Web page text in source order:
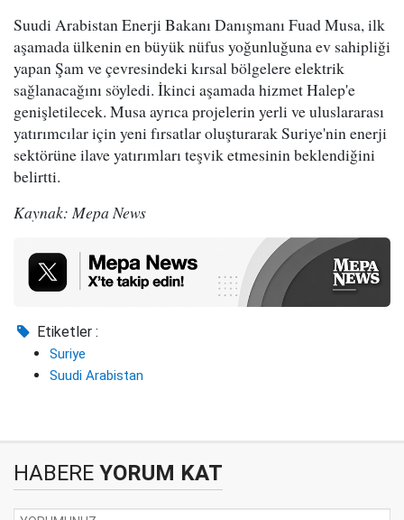
Suudi Arabistan Enerji Bakanı Danışmanı Fuad Musa, ilk
aşamada ülkenin en büyük nüfus yoğunluğuna ev sahipliği
yapan Şam ve çevresindeki kırsal bölgelere elektrik
sağlanacağını söyledi. İkinci aşamada hizmet Halep'e
genişletilecek. Musa ayrıca projelerin yerli ve uluslararası
yatırımcılar için yeni fırsatlar oluşturarak Suriye'nin enerji
sektörüne ilave yatırımları teşvik etmesinin beklendiğini
belirtti.
Kaynak: Mepa News
Etiketler :
Suriye
Suudi Arabistan
HABERE YORUM KAT